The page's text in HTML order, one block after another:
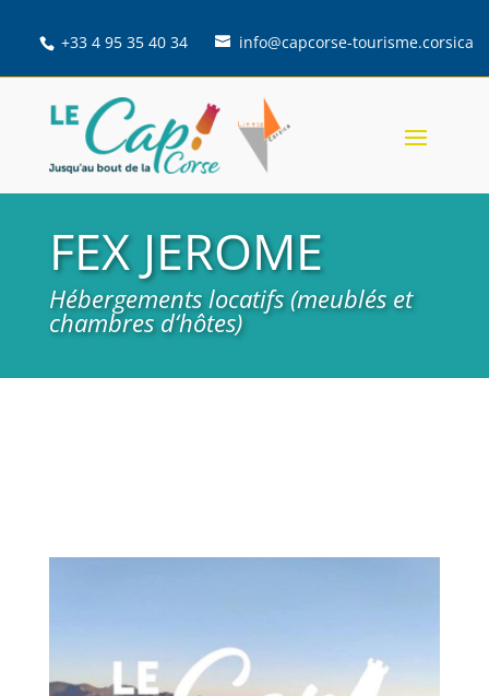
+33 4 95 35 40 34 info@capcorse-tourisme.corsica
FEX JEROME
Hébergements locatifs (meublés et
chambres d‘hôtes)